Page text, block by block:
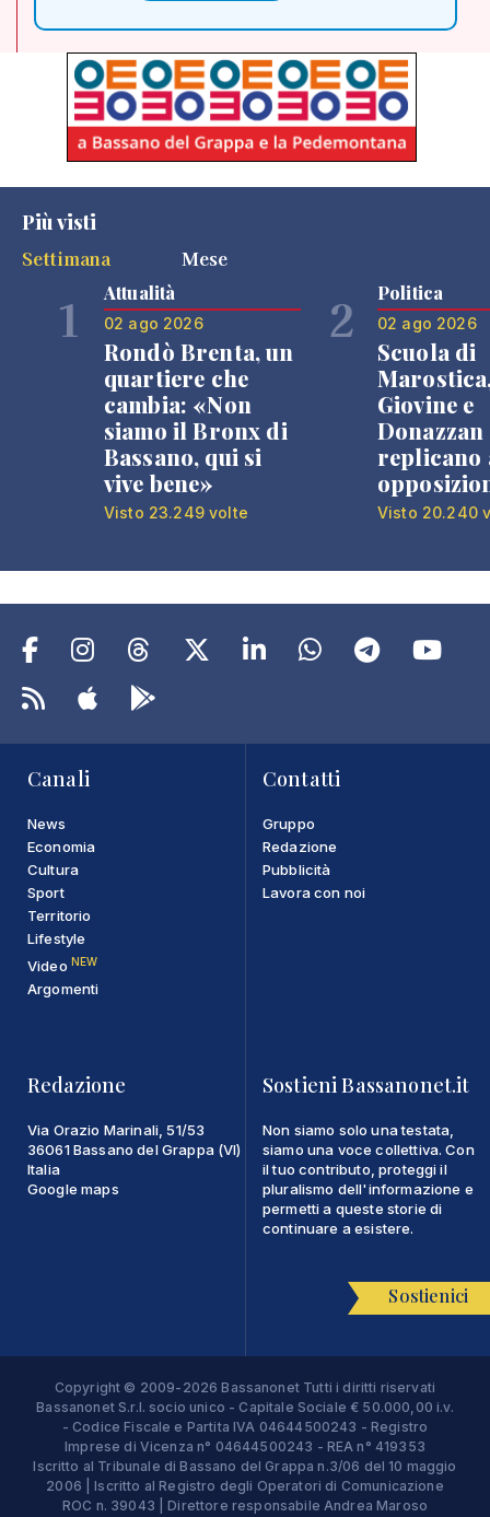
Più visti
Settimana
Mese
1 Attualità
02 ago 2026
Rondò Brenta, un
quartiere che
cambia: «Non
siamo il Bronx di
Bassano, qui si
vive bene»
Visto 23.249 volte
2 Politica
02 ago 2026
Scuola di
Giovine e
Donazzan
replicano
Visto 20.240
Canali
News
Economia
Cultura
Sport
Territorio
Lifestyle
Video NEW
Argomenti
Contatti
Gruppo
Redazione
Pubblicità
Lavora con noi
Redazione
Via Orazio Marinali, 51/53
36061 Bassano del Grappa (VI)
Italia
Google maps
Sostieni Bassanonet.it
Non siamo solo una testata,
siamo una voce collettiva. Con
il tuo contributo, proteggi il
pluralismo dell'informazione e
permetti a queste storie di
continuare a esistere.
Sostienici
Copyright © 2009-2026 Bassanonet Tutti i diritti riservati
Bassanonet S.r.l. socio unico - Capitale Sociale € 50.000,00 i.v.
- Codice Fiscale e Partita IVA 04644500243 - Registro
Imprese di Vicenza n° 04644500243 - REA n° 419353
Iscritto al Tribunale di Bassano del Grappa n.3/06 del 10 maggio
2006 | Iscritto al Registro degli Operatori di Comunicazione
ROC n. 39043 | Direttore responsabile Andrea Maroso